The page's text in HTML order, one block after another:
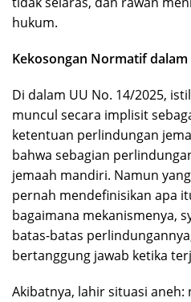
hukum.
Kekosongan Normatif dalam
Di dalam UU No. 14/2025,
muncul secara implisit
ketentuan perlindungan
bahwa sebagian
jemaah mandiri. Namun
pernah mendefinisikan apa
bagaimana mekanismenya,
batas-batas
bertanggung jawab ketika
Akibatnya, lahir situasi